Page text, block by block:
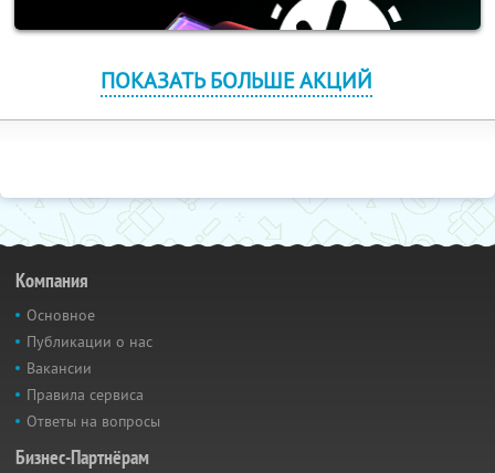
ПОКАЗАТЬ БОЛЬШЕ АКЦИЙ
Компания
Основное
Публикации о нас
Вакансии
Правила сервиса
Ответы на вопросы
Бизнес-Партнёрам